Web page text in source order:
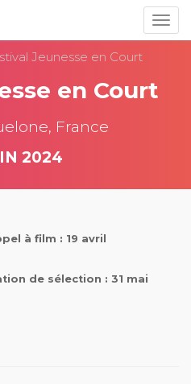
Jeunesse en Court
en Court
France
2024
à film : 19 avril
de sélection : 31 mai